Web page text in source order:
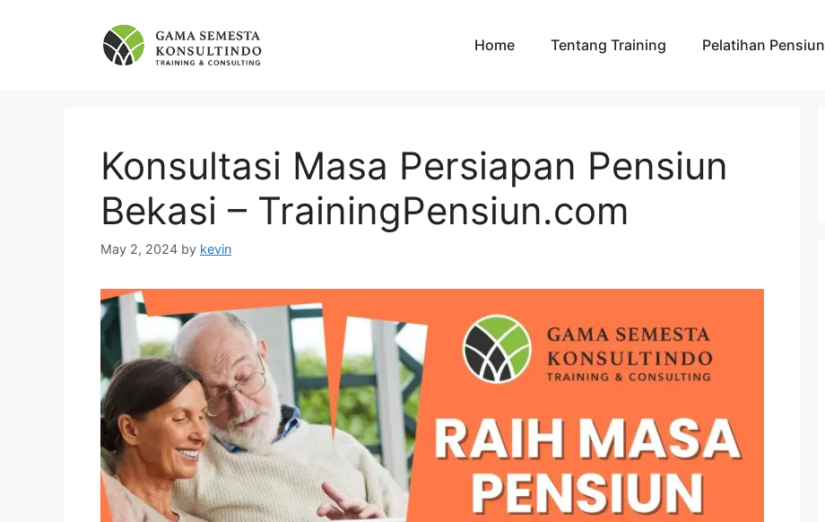
Home Tentang Training Pelatihan Pensiun
Konsultasi Masa Persiapan Pensiun
Bekasi – TrainingPensiun.com
May 2, 2024 by kevin